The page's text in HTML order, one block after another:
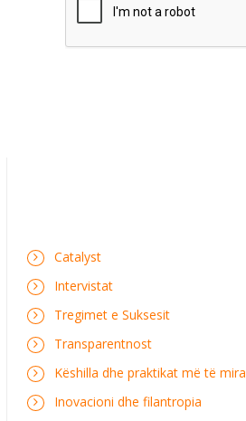
Catalyst
Intervistat
Tregimet e Suksesit
Transparentnost
Këshilla dhe praktikat më të mira
Inovacioni dhe filantropia